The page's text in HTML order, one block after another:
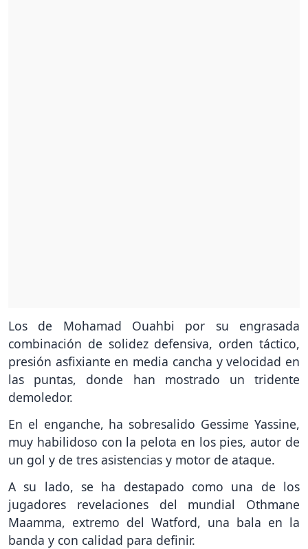
Los de Mohamad Ouahbi por su engrasada
combinación de solidez defensiva, orden táctico,
presión asfixiante en media cancha y velocidad en
las puntas, donde han mostrado un tridente
demoledor.
En el enganche, ha sobresalido Gessime Yassine,
muy habilidoso con la pelota en los pies, autor de
un gol y de tres asistencias y motor de ataque.
A su lado, se ha destapado como una de los
jugadores revelaciones del mundial Othmane
Maamma, extremo del Watford, una bala en la
banda y con calidad para definir.